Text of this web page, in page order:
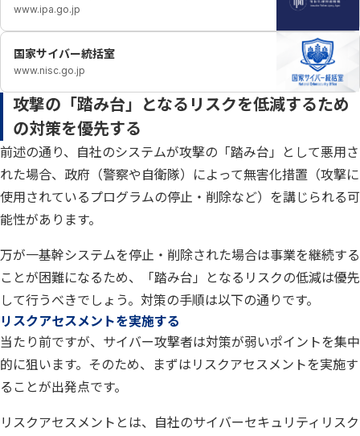
www.ipa.go.jp
国家サイバー統括室
www.nisc.go.jp
攻撃の「踏み台」となるリスクを低減するため
の対策を優先する
前述の通り、自社のシステムが攻撃の「踏み台」として悪用さ
れた場合、政府（警察や自衛隊）によって無害化措置（攻撃に
使用されているプログラムの停止・削除など）を講じられる可
能性があります。
万が一基幹システムを停止・削除された場合は事業を継続する
ことが困難になるため、「踏み台」となるリスクの低減は優先
して行うべきでしょう。対策の手順は以下の通りです。
リスクアセスメントを実施する
当たり前ですが、サイバー攻撃者は対策が弱いポイントを集中
的に狙います。そのため、まずはリスクアセスメントを実施す
ることが出発点です。
リスクアセスメントとは、自社のサイバーセキュリティリスク